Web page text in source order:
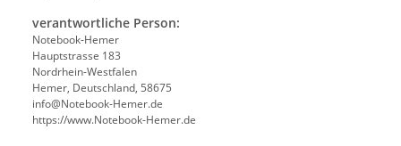
verantwortliche Person:
Notebook-Hemer
Hauptstrasse 183
Nordrhein-Westfalen
Hemer, Deutschland, 58675
info@Notebook-Hemer.de
https://www.Notebook-Hemer.de